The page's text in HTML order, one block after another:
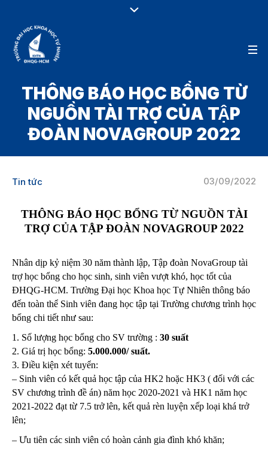
THÔNG BÁO HỌC BỔNG TỪ
NGUỒN TÀI TRỢ CỦA TẬP
ĐOÀN NOVAGROUP 2022
03/09/2022
Tin tức
THÔNG BÁO HỌC BỔNG TỪ NGUỒN TÀI
TRỢ CỦA TẬP ĐOÀN NOVAGROUP 2022
Nhân dịp kỷ niệm 30 năm thành lập, Tập đoàn NovaGroup tài
trợ học bổng cho học sinh, sinh viên vượt khó, học tốt của
ĐHQG-HCM. Trường Đại học Khoa học Tự Nhiên thông báo
đến toàn thể Sinh viên đang học tập tại Trường chương trình học
bổng chi tiết như sau:
1. Số lượng học bổng cho SV trường : 30 suất
2. Giá trị học bổng: 5.000.000/ suất.
3. Điều kiện xét tuyển:
– Sinh viên có kết quả học tập của HK2 hoặc HK3 ( đối với các
SV chương trình đề án) năm học 2020-2021 và HK1 năm học
2021-2022 đạt từ 7.5 trở lên, kết quả rèn luyện xếp loại khá trở
lên;
– Ưu tiên các sinh viên có hoàn cảnh gia đình khó khăn;